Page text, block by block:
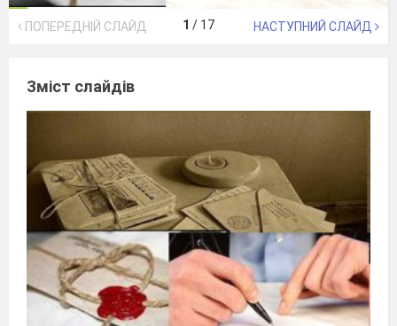
ПОПЕРЕДНІЙ СЛАЙД 1 / 17 НАСТУПНИЙ СЛАЙД
Зміст слайдів